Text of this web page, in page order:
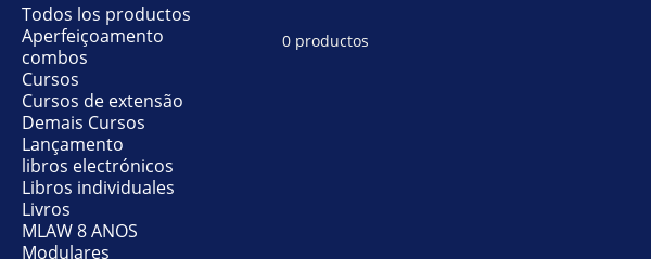
Todos los productos
Aperfeiçoamento
combos
Cursos
Cursos de extensão
Demais Cursos
Lançamento
libros electrónicos
Libros individuales
Livros
MLAW 8 ANOS
Modulares
0 productos